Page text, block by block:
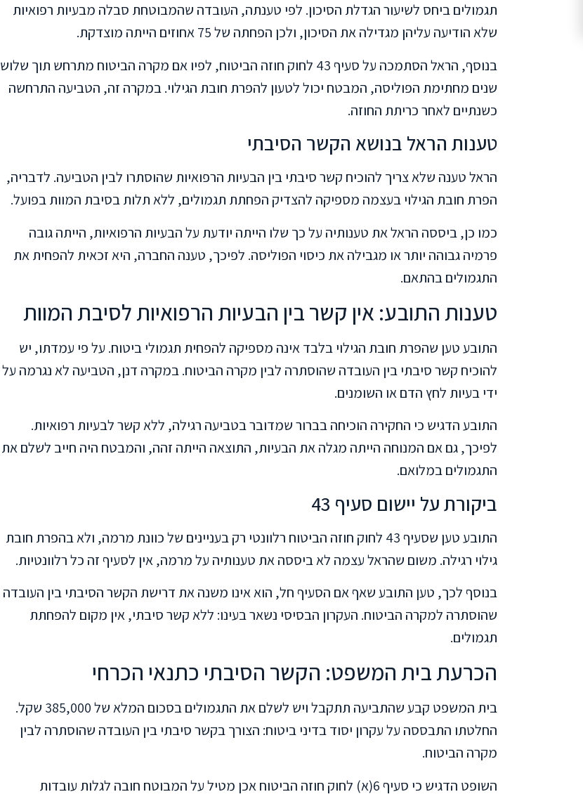
תגמולים ביחס לשיעור הגדלת הסיכון. לפי טענתה, העובדה שהמבוטחת סבלה מבעיות רפואיות
שלא הודיעה עליהן מגדילה את הסיכון, ולכן הפחתה של 75 אחוזים הייתה מוצדקת.
בנוסף, הראל הסתמכה על סעיף 43 לחוק חוזה הביטוח, לפיו אם מקרה הביטוח מתרחש תוך שלוש
שנים מחתימת הפוליסה, המבטח יכול לטעון להפרת חובת הגילוי. במקרה זה, הטביעה התרחשה
כשנתיים לאחר כריתת החוזה.
טענות הראל בנושא הקשר הסיבתי
הראל טענה שלא צריך להוכיח קשר סיבתי בין הבעיות הרפואיות שהוסתרו לבין הטביעה. לדבריה,
הפרת חובת הגילוי בעצמה מספיקה להצדיק הפחתת תגמולים, ללא תלות בסיבת המוות בפועל.
כמו כן, ביססה הראל את טענותיה על כך שלו הייתה יודעת על הבעיות הרפואיות, הייתה גובה
פרמיה גבוהה יותר או מגבילה את כיסוי הפוליסה. לפיכך, טענה החברה, היא זכאית להפחית את
התגמולים בהתאם.
טענות התובע: אין קשר בין הבעיות הרפואיות לסיבת המוות
התובע טען שהפרת חובת הגילוי בלבד אינה מספיקה להפחית תגמולי ביטוח. על פי עמדתו, יש
להוכיח קשר סיבתי בין העובדה שהוסתרה לבין מקרה הביטוח. במקרה דנן, הטביעה לא נגרמה על
ידי בעיות לחץ הדם או השומנים.
התובע הדגיש כי החקירה הוכיחה בברור שמדובר בטביעה רגילה, ללא קשר לבעיות רפואיות.
לפיכך, גם אם המנוחה הייתה מגלה את הבעיות, התוצאה הייתה זהה, והמבטח היה חייב לשלם את
התגמולים במלואם.
ביקורת על יישום סעיף 43
התובע טען שסעיף 43 לחוק חוזה הביטוח רלוונטי רק בעניינים של כוונת מרמה, ולא בהפרת חובת
גילוי רגילה. משום שהראל עצמה לא ביססה את טענותיה על מרמה, אין לסעיף זה כל רלוונטיות.
בנוסף לכך, טען התובע שאף אם הסעיף חל, הוא אינו משנה את דרישת הקשר הסיבתי בין העובדה
שהוסתרה למקרה הביטוח. העקרון הבסיסי נשאר בעינו: ללא קשר סיבתי, אין מקום להפחתת
תגמולים.
הכרעת בית המשפט: הקשר הסיבתי כתנאי הכרחי
בית המשפט קבע שהתביעה תתקבל ויש לשלם את התגמולים בסכום המלא של 385,000 שקל.
החלטתו התבססה על עקרון יסוד בדיני ביטוח: הצורך בקשר סיבתי בין העובדה שהוסתרה לבין
מקרה הביטוח.
השופט הדגיש כי סעיף 6(א) לחוק חוזה הביטוח אכן מטיל על המבוטח חובה לגלות עובדות